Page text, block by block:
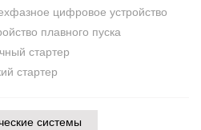
цифровое устройство
плавного пуска
стартер
стартер
системы